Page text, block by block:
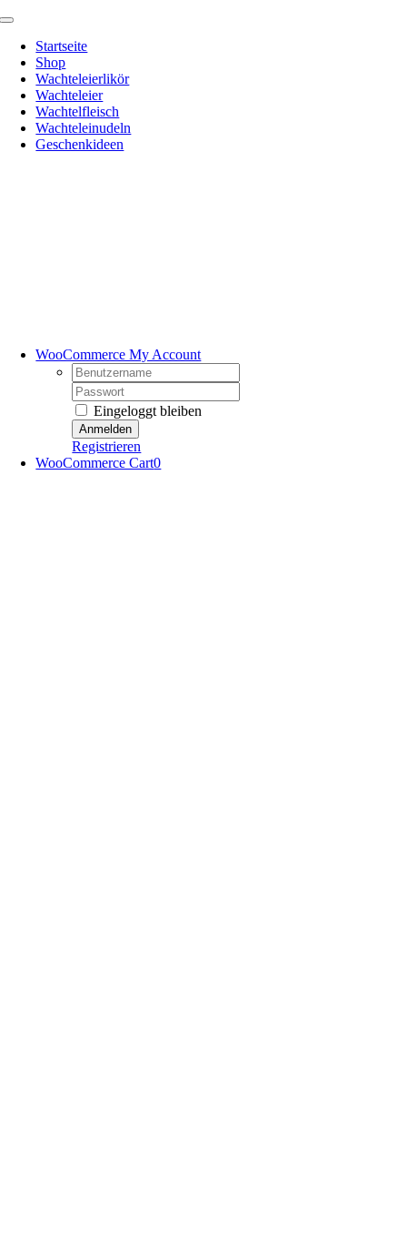
Skip
content
Toggle
NavigationStartseite
Shop
Wachteleierlikör
Wachteleier
Wachtelfleisch
Wachteleinudeln
Geschenkideen
WooCommerce My Account
Username:
Password:
Eingeloggt bleiben
Registrieren
WooCommerce Cart0